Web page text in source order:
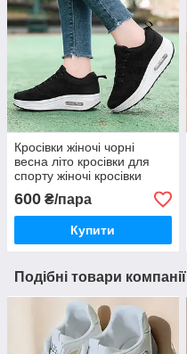
Кросівки жіночі чорні
весна літо кросівки для
спорту жіночі кросівки
чорні жіночі
600 ₴/пара
Купити
Подібні товари компанії